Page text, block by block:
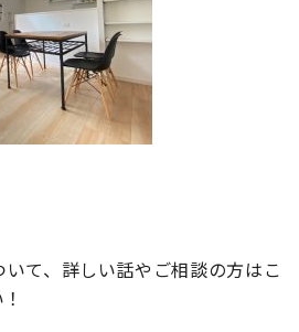
て、詳しい話やご相談の方はこ